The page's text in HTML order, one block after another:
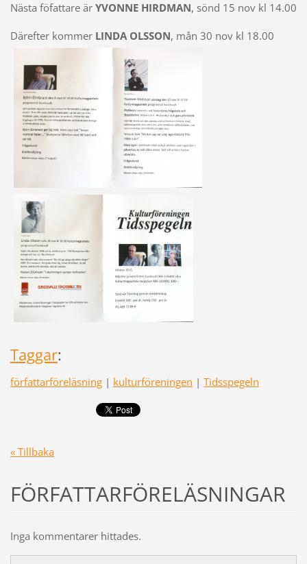
Nästa föfattare är YVONNE HIRDMAN, sönd 15 nov kl 14.00
Därefter kommerLINDA OLSSON, mån 30 nov kl 18.00
Taggar:
författarföreläsning | kulturföreningen | Tidsspegeln
« Tillbaka
FÖRFATTARFÖRELÄSNINGAR
Inga kommentarer hittades.